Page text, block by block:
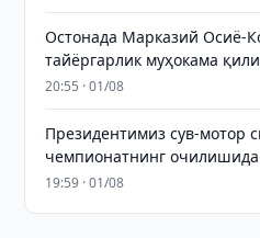
Остонада Марказий Осиё-
тайёргарлик муҳокама
20:55 · 01/08
Президентимиз сув-мотор
чемпионатнинг
19:59 · 01/08